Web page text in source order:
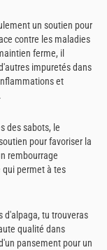
un soutien pour
contre les maladies
ferme, il
impuretés dans
et
des sabots, le
pour favoriser la
rembourrage
qui permet à tes
d'alpaga, tu trouveras
qualité dans
pansement pour un